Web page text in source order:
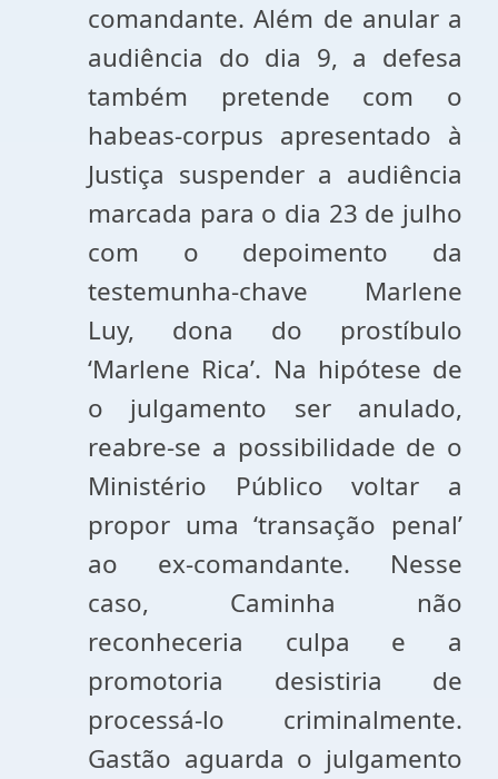
comandante. Além de anular a
audiência do dia 9, a defesa
também pretende com o
habeas-corpus apresentado à
Justiça suspender a audiência
marcada para o dia 23 de julho
com o depoimento da
testemunha-chave Marlene
Luy, dona do prostíbulo
‘Marlene Rica’. Na hipótese de
o julgamento ser anulado,
reabre-se a possibilidade de o
Ministério Público voltar a
propor uma ‘transação penal’
ao ex-comandante. Nesse
caso, Caminha não
reconheceria culpa e a
promotoria desistiria de
processá-lo criminalmente.
Gastão aguarda o julgamento